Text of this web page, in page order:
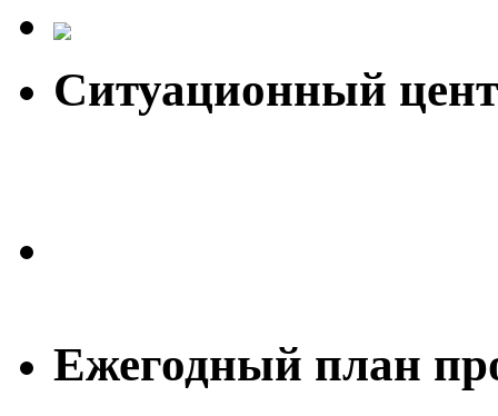
Ситуационный
Ежегодный план